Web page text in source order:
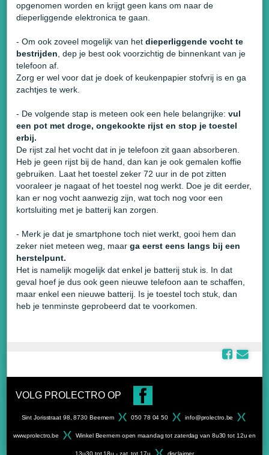
opgenomen worden en krijgt geen kans om naar de
dieperliggende elektronica te gaan.
- Om ook zoveel mogelijk van hetdieperliggende vocht te
bestrijden, dep je best ook voorzichtig de binnenkant van je
telefoon af.
Zorg er wel voor dat je doek of keukenpapier stofvrij is en ga
zachtjes te werk.
- De volgende stap is meteen ook een hele belangrijke:vul
een pot met droge, ongekookte rijst en stop je toestel
erbij.
De rijst zal het vocht dat in je telefoon zit gaan absorberen.
Heb je geen rijst bij de hand, dan kan je ook gemalen koffie
gebruiken. Laat het toestel zeker 72 uur in de pot zitten
vooraleer je nagaat of het toestel nog werkt. Doe je dit eerder,
kan er nog vocht aanwezig zijn, wat toch nog voor een
kortsluiting met je batterij kan zorgen.
- Merk je dat je smartphone toch niet werkt, gooi hem dan
zeker niet meteen weg, maarga eerst eens langs bij een
herstelpunt.
Het is namelijk mogelijk dat enkel je batterij stuk is. In dat
geval hoef je dus ook geen nieuwe telefoon aan te schaffen,
maar enkel een nieuwe batterij. Is je toestel toch stuk, dan
heb je tenminste geprobeerd dat te voorkomen.
VOLG PROLECTRO OP
Sint Jorisstraat 98, 8730 Beernem 050 78 04 50 info@prolectro.be
www.prolectro.be Winkel Beernem open maandag tot zaterdag van 8u30 tot 12u en
13u30 tot 18u - zat. tot 17u disclaimer